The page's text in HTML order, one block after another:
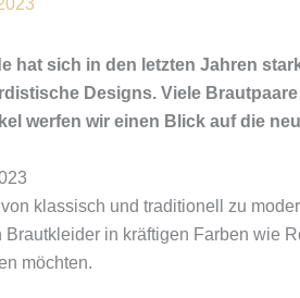
hat sich in den letzten Jahren
Designs. Viele
werfen wir einen Blick auf die
klassisch und traditionell zu
Brautkleider in kräftigen Farben wie
möchten.